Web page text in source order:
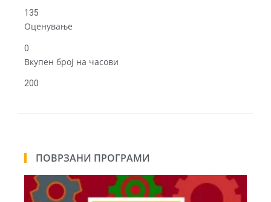
135
Оценување
0
Вкупен број на часови
200
ПОВРЗАНИ ПРОГРАМИ